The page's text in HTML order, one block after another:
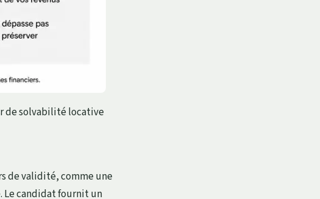
de solvabilité locative
de validité, comme une
Le candidat fournit un